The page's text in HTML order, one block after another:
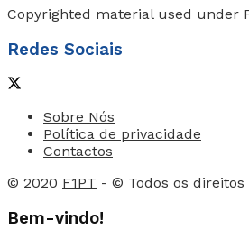
Copyrighted material used under
Redes Sociais
Sobre Nós
Política de privacidade
Contactos
© 2020 F1PT - © Todos os direitos
Bem-vindo!